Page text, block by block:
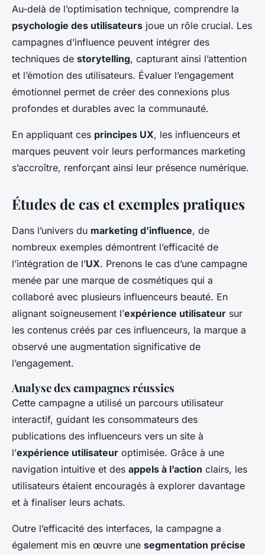
Au-delà de l’optimisation technique, comprendre la
psychologie des utilisateurs joue un rôle crucial. Les
campagnes d’influence peuvent intégrer des
techniques de storytelling, capturant ainsi l’attention
et l’émotion des utilisateurs. Évaluer l’engagement
émotionnel permet de créer des connexions plus
profondes et durables avec la communauté.
En appliquant ces principes UX, les influenceurs et
marques peuvent voir leurs performances marketing
s’accroître, renforçant ainsi leur présence numérique.
Études de cas et exemples pratiques
Dans l’univers du marketing d’influence, de
nombreux exemples démontrent l’efficacité de
l’intégration de l’UX. Prenons le cas d’une campagne
menée par une marque de cosmétiques qui a
collaboré avec plusieurs influenceurs beauté. En
alignant soigneusement l’expérience utilisateur sur
les contenus créés par ces influenceurs, la marque a
observé une augmentation significative de
l’engagement.
Analyse des campagnes réussies
Cette campagne a utilisé un parcours utilisateur
interactif, guidant les consommateurs des
publications des influenceurs vers un site à
l’expérience utilisateur optimisée. Grâce à une
navigation intuitive et des appels à l’action clairs, les
utilisateurs étaient encouragés à explorer davantage
et à finaliser leurs achats.
Outre l’efficacité des interfaces, la campagne a
également mis en œuvre une segmentation précise